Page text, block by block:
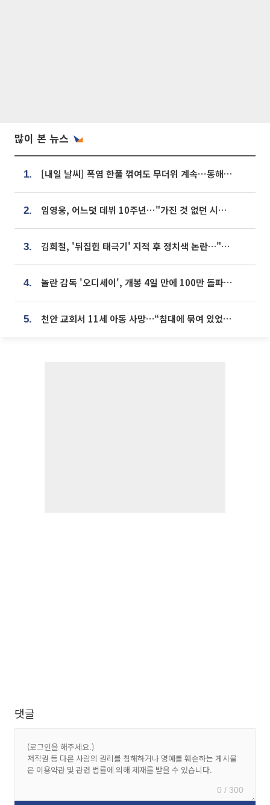
많이 본 뉴스
1. [내일 날씨] 폭염 한풀 꺾여도 무더위 계속⋯동해안 이틀 연속 비
2. 임영웅, 어느덧 데뷔 10주년⋯"가진 것 없던 시절, 내 앞엔 20명의 팬뿐"
3. 김희철, '뒤집힌 태극기' 지적 후 정치색 논란…"좌우 떠나 우리나라 국기"
4. 놀란 감독 '오디세이', 개봉 4일 만에 100만 돌파⋯'왕사남' 보다 빠르다
5. 천안 교회서 11세 아동 사망…“침대에 묶여 있었다” 진술 확보
댓글
0 / 300